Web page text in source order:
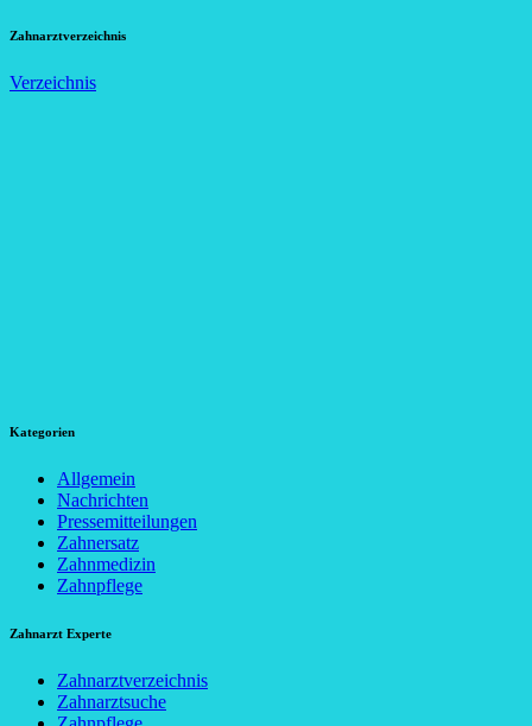
Zahnarztverzeichnis
Verzeichnis
Kategorien
Allgemein
Nachrichten
Pressemitteilungen
Zahnersatz
Zahnmedizin
Zahnpflege
Zahnarzt Experte
Zahnarztverzeichnis
Zahnarztsuche